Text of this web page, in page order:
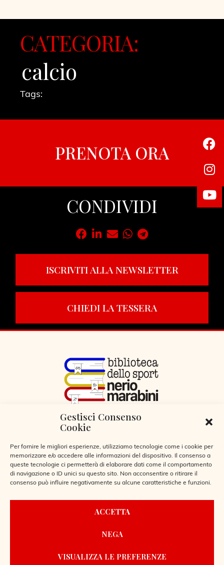
Gestisci Consenso
Cookie
Per fornire le migliori esperienze, utilizziamo tecnologie come i cookie per
memorizzare e/o accedere alle informazioni del dispositivo. Il consenso a
queste tecnologie ci permetterà di elaborare dati come il comportamento
di navigazione o ID unici su questo sito. Non acconsentire o ritirare il
consenso può influire negativamente su alcune caratteristiche e funzioni.
ACCETTA
NEGA
VISUALIZZA LE PREFERENZE
CATEGORIA:
calcio
Tags:
PRENOTA ORA
CONDIVIDI
ISCRIVITI ALLA NEWSLETTER
CHIEDI LA TESSERA
VIA LIBERTÀ 29, SERIATE (BG)
© 2026
CONTATTI
POWERED BY LAIO WEBDESIGN